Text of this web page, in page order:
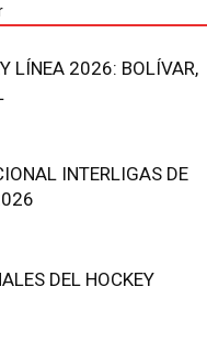
LÍNEA 2026: BOLÍVAR,
INTERLIGAS DE
DEL HOCKEY